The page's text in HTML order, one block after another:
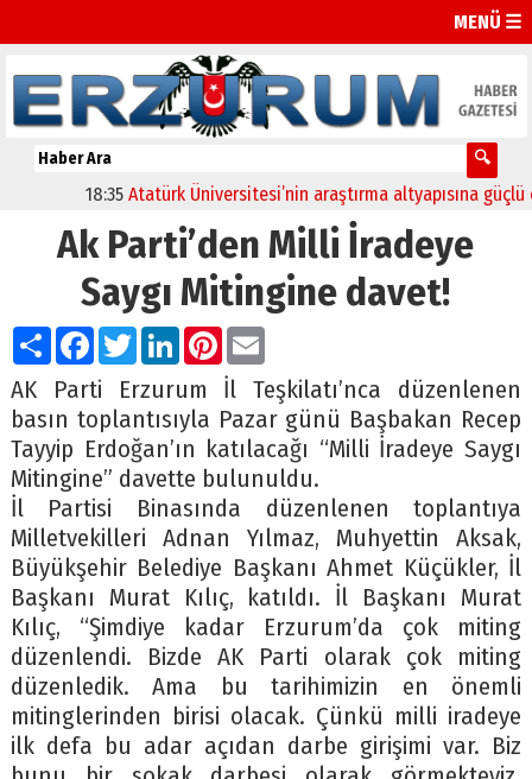
MENÜ ☰
Atatürk Üniversitesi’nin araştırma altyapısına güçlü onay
Ak Parti’den Milli İradeye
Saygı Mitingine davet!
PaylaşFacebook
TwitterLinkedIn
Pinterest
Email
AK Parti Erzurum İl Teşkilatı’nca düzenlenen
basın toplantısıyla Pazar günü Başbakan Recep
Tayyip Erdoğan’ın katılacağı “Milli İradeye Saygı
Mitingine” davette bulunuldu.
İl Partisi Binasında düzenlenen toplantıya
Milletvekilleri Adnan Yılmaz, Muhyettin Aksak,
Büyükşehir Belediye Başkanı Ahmet Küçükler, İl
Başkanı Murat Kılıç, katıldı. İl Başkanı Murat
Kılıç, “Şimdiye kadar Erzurum’da çok miting
düzenlendi. Bizde AK Parti olarak çok miting
düzenledik. Ama bu tarihimizin en önemli
mitinglerinden birisi olacak. Çünkü milli iradeye
ilk defa bu adar açıdan darbe girişimi var. Biz